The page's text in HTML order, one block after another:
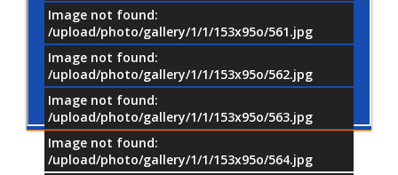
Image not found:
/upload/photo/gallery/1/1/153x95o/561.jpg
Image not found:
/upload/photo/gallery/1/1/153x95o/562.jpg
Image not found:
/upload/photo/gallery/1/1/153x95o/563.jpg
Image not found:
/upload/photo/gallery/1/1/153x95o/564.jpg